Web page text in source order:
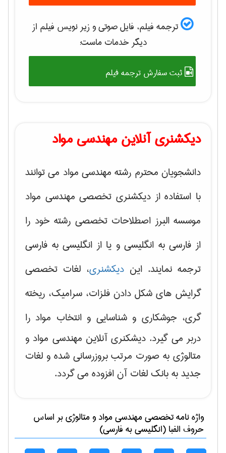
ترجمه فیلم، فایل صوتی و زیر نویس فیلم از
دیگر خدمات ماست:
ثبت سفارش ترجمه فیلم
دیکشنری آنلاین مهندسی مواد
دانشجویان محترم رشته مهندسی مواد می توانند
با استفاده از دیکشنری تخصصی مهندسی مواد
موسسه البرز اصطلاحات تخصصی رشته خود را
از فارسی به انگلیسی و یا از انگلیسی به فارسی
ترجمه نمایند. این دیکشنری، لغات تخصصی
گرایش های شکل دادن فلزات، سرامیک، ریخته
گری، جوشکاری و شناسایی و انتخاب مواد را
دربر می گیرد. دیشکنری آنلاین مهندسی مواد و
متالوژی به صورت مرتب بروزرسانی شده و لغات
جدید به بانک لغات آن افزوده می گردد.
واژه نامه تخصصیمهندسی مواد و متالوژیبر اساس
حروف الفبا (انگلیسی به فارسی)